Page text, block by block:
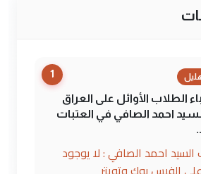
1
الطلاب الأوائل على العراق
احمد الصافي في العتبات
احمد الصافي : لا يوجود